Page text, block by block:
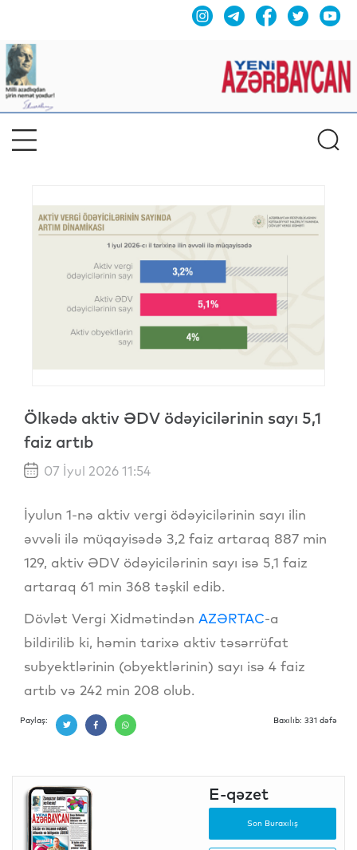
Ölkədə aktiv ƏDV ödəyicilərinin sayı 5,1
faiz artıb
07 İyul 2026 11:54
İyulun 1-nə aktiv vergi ödəyicilərinin sayı ilin
əvvəli ilə müqayisədə 3,2 faiz artaraq 887 min
129, aktiv ƏDV ödəyicilərinin sayı isə 5,1 faiz
artaraq 61 min 368 təşkil edib.
Dövlət Vergi Xidmətindən AZƏRTAC-a
bildirilib ki, həmin tarixə aktiv təsərrüfat
subyektlərinin (obyektlərinin) sayı isə 4 faiz
artıb və 242 min 208 olub.
Paylaş: Baxılıb: 331 dəfə
E-qəzet
Son Buraxılış